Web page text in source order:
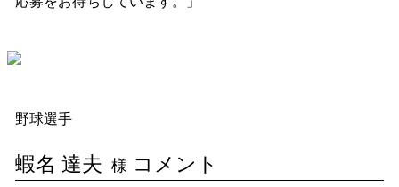
野球選手
蝦名 達夫 様 コメント